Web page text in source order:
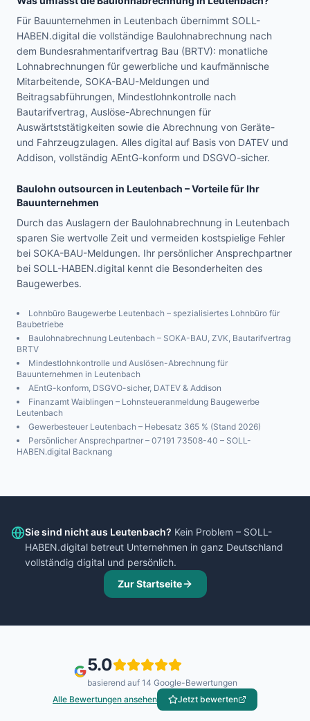
Für Bauunternehmen in Leutenbach übernimmt SOLL-
HABEN.digital die vollständige Baulohnabrechnung nach
dem Bundesrahmentarifvertrag Bau (BRTV): monatliche
Lohnabrechnungen für gewerbliche und kaufmännische
Mitarbeitende, SOKA-BAU-Meldungen und
Beitragsabführungen, Mindestlohnkontrolle nach
Bautarifvertrag, Auslöse-Abrechnungen für
Auswärtststätigkeiten sowie die Abrechnung von Geräte-
und Fahrzeugzulagen. Alles digital auf Basis von DATEV und
Addison, vollständig AEntG-konform und DSGVO-sicher.
Baulohn outsourcen in Leutenbach – Vorteile für Ihr
Bauunternehmen
Durch das Auslagern der Baulohnabrechnung in Leutenbach
sparen Sie wertvolle Zeit und vermeiden kostspielige Fehler
bei SOKA-BAU-Meldungen. Ihr persönlicher Ansprechpartner
bei SOLL-HABEN.digital kennt die Besonderheiten des
Baugewerbes.
Lohnbüro Baugewerbe Leutenbach – spezialisiertes Lohnbüro für
Baubetriebe
Baulohnabrechnung Leutenbach – SOKA-BAU, ZVK, Bautarifvertrag
BRTV
Mindestlohnkontrolle und Auslösen-Abrechnung für
Bauunternehmen in Leutenbach
AEntG-konform, DSGVO-sicher, DATEV & Addison
Finanzamt Waiblingen – Lohnsteueranmeldung Baugewerbe
Leutenbach
Gewerbesteuer Leutenbach – Hebesatz 365 % (Stand 2026)
Persönlicher Ansprechpartner – 07191 73508-40 – SOLL-
HABEN.digital Backnang
Sie sind nicht aus Leutenbach? Kein Problem – SOLL-
HABEN.digital betreut Unternehmen in ganz Deutschland
vollständig digital und persönlich.
Zur Startseite
5.0
basierend auf 14 Google-Bewertungen
Alle Bewertungen ansehen
Jetzt bewerten